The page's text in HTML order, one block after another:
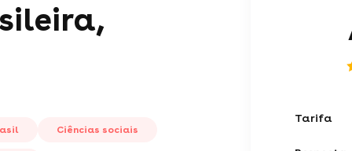
Tarifa
Ciências sociais